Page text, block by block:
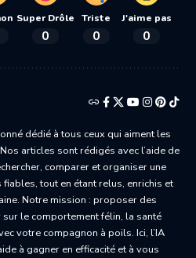
Super Drôle
0
Triste
0
J'aime pas
0
dédié à tous ceux qui aiment les
articles sont rédigés avec l’aide de
comparer et organiser une
tout en étant relus, enrichis et
Notre mission : proposer des
le comportement félin, la santé
votre compagnon à poils. Ici, l’IA
à gagner en efficacité et à vous